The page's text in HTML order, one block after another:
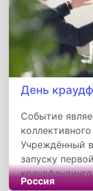
День
Событие
Учреждённый
запуску
Праздник
Россия